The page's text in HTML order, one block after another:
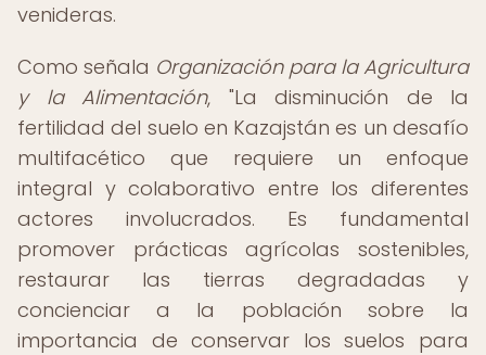
venideras.
Como señala Organización para la Agricultura
y la Alimentación, "La disminución de la
fertilidad del suelo en Kazajstán es un desafío
multifacético que requiere un enfoque
integral y colaborativo entre los diferentes
actores involucrados. Es fundamental
promover prácticas agrícolas sostenibles,
restaurar las tierras degradadas y
concienciar a la población sobre la
importancia de conservar los suelos para